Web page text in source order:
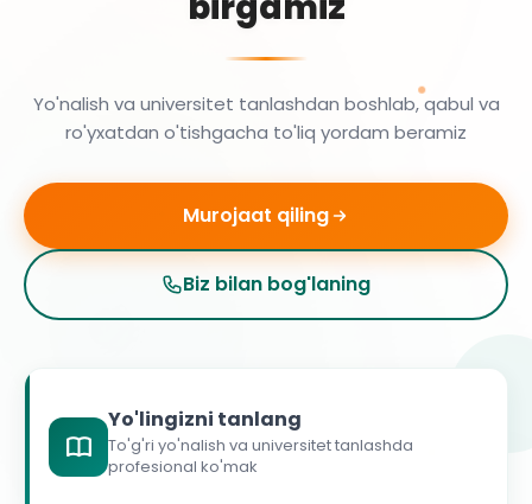
Yo'nalish va universitet tanlashdan boshlab, qabul va
ro'yxatdan o'tishgacha to'liq yordam beramiz
Murojaat qiling
Biz bilan bog'laning
Yo'lingizni tanlang
To'g'ri yo'nalish va universitet tanlashda
profesional ko'mak